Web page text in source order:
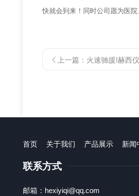
快就会到来 ！ 同时公司愿为医
上一篇： 火速驰援!赫西仪器又一
首页 关于我们 产品展示 新闻
联系方式
邮箱：hexiyiqi@qq.com